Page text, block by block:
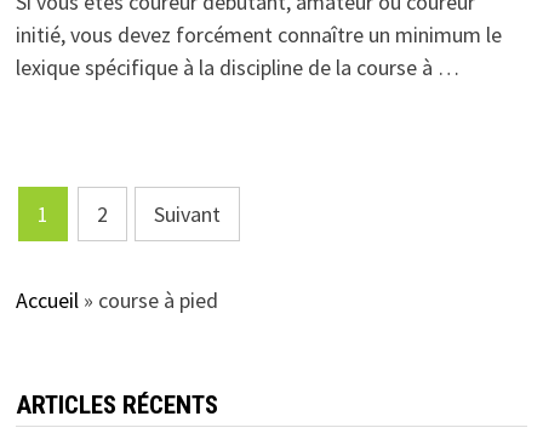
initié, vous devez forcément connaître un minimum le
lexique spécifique à la discipline de la course à …
Pagination
des
publications
1 2 Suivant
Accueil » course à pied
ARTICLES RÉCENTS